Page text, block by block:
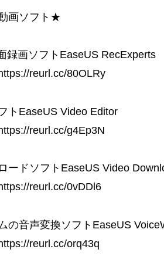
画ソフト★
録画ソフトEaseUS RecExperts
reurl.cc/80OLRy
トEaseUS Video Editor
reurl.cc/g4Ep3N
ードソフトEaseUS Video
reurl.cc/0vDDl6
の音声変換ソフトEaseUS
reurl.cc/orq43q